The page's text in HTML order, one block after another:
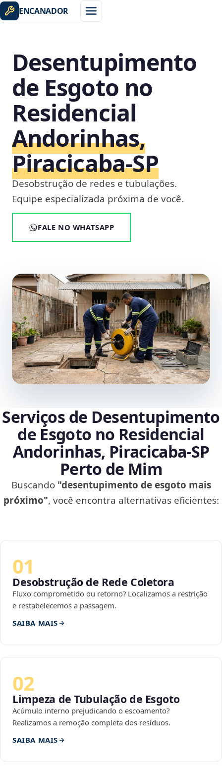
ENCANADOR
Desentupimento
de Esgoto no
Residencial
Andorinhas,
Piracicaba‑SP
Desobstrução de redes e tubulações.
Equipe especializada próxima de você.
FALE NO WHATSAPP
Serviços de Desentupimento
de Esgoto no Residencial
Andorinhas, Piracicaba‑SP
Perto de Mim
Buscando "desentupimento de esgoto mais
próximo", você encontra alternativas eficientes:
01
Desobstrução de Rede Coletora
Fluxo comprometido ou retorno? Localizamos a restrição
e restabelecemos a passagem.
SAIBA MAIS
02
Limpeza de Tubulação de Esgoto
Acúmulo interno prejudicando o escoamento?
Realizamos a remoção completa dos resíduos.
SAIBA MAIS